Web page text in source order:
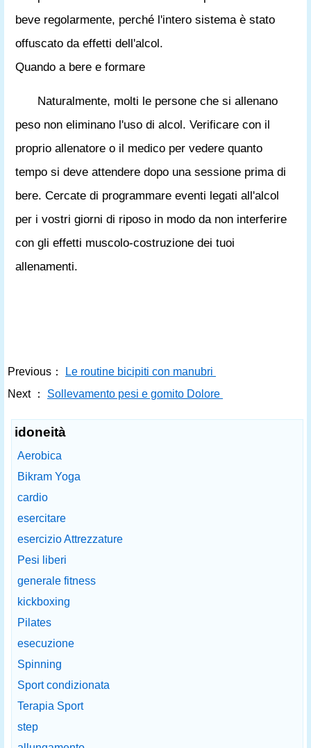
beve regolarmente, perché l'intero sistema è stato
offuscato da effetti dell'alcol.
Quando a bere e formare
Naturalmente, molti le persone che si allenano
peso non eliminano l'uso di alcol. Verificare con il
proprio allenatore o il medico per vedere quanto
tempo si deve attendere dopo una sessione prima di
bere. Cercate di programmare eventi legati all'alcol
per i vostri giorni di riposo in modo da non interferire
con gli effetti muscolo-costruzione dei tuoi
allenamenti.
Previous：
Le routine bicipiti con manubri
Next ：
Sollevamento pesi e gomito Dolore
idoneità
Aerobica
Bikram Yoga
cardio
esercitare
esercizio Attrezzature
Pesi liberi
generale fitness
kickboxing
Pilates
esecuzione
Spinning
Sport condizionata
Terapia Sport
step